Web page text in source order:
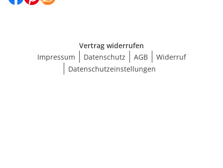
Vertrag widerrufen
Impressum
Datenschutz AGB
Widerruf
Datenschutzeinstellungen